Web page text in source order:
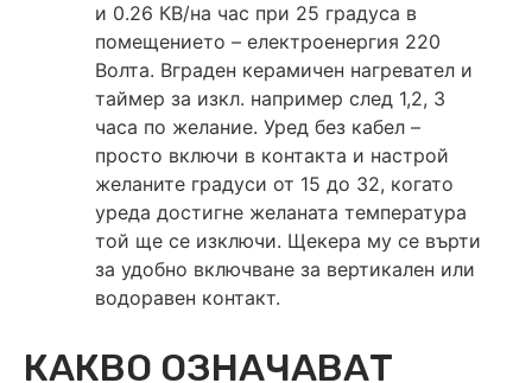
и 0.26 КВ/на час при 25 градуса в
помещението – електроенергия 220
Волта. Вграден керамичен нагревател и
таймер за изкл. например след 1,2, 3
часа по желание. Уред без кабел –
просто включи в контакта и настрой
желаните градуси от 15 до 32, когато
уреда достигне желаната температура
той ще се изключи. Щекера му се върти
за удобно включване за вертикален или
водоравен контакт.
КАКВО ОЗНАЧАВАТ